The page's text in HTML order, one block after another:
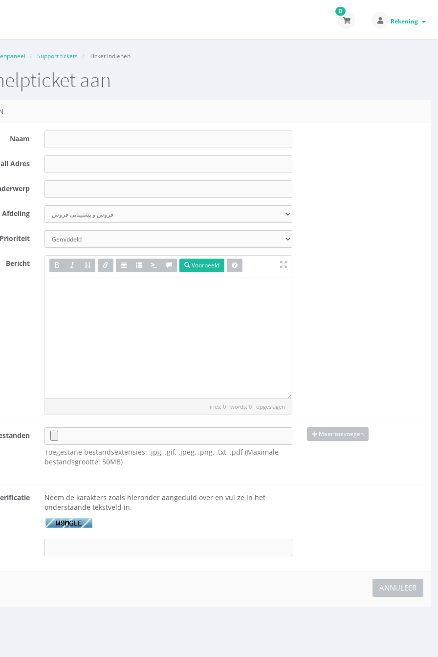
0
Rekening
Support tickets Ticket indienen
aan
Naam
Adres
Afdeling
Prioriteit
Bericht Voorbeeld
lines: 0 words: 0 opgeslagen
Toegestane bestandsextensies: .jpg, .gif, .jpeg, .png, .txt, .pdf (Maximale
bestandsgrootte: 50MB)
Meer toevoegen
Neem de karakters zoals hieronder aangeduid over en vul ze in het
onderstaande tekstveld in.
ANNULEER